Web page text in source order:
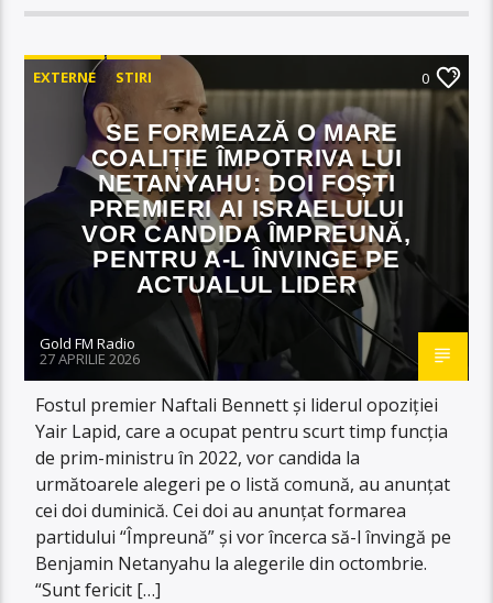
EXTERNE STIRI 0
SE FORMEAZĂ O MARE
COALIȚIE ÎMPOTRIVA LUI
NETANYAHU: DOI FOȘTI
PREMIERI AI ISRAELULUI
VOR CANDIDA ÎMPREUNĂ,
PENTRU A-L ÎNVINGE PE
ACTUALUL LIDER
Gold FM Radio
27 APRILIE 2026
Fostul premier Naftali Bennett şi liderul opoziţiei
Yair Lapid, care a ocupat pentru scurt timp funcţia
de prim-ministru în 2022, vor candida la
următoarele alegeri pe o listă comună, au anunţat
cei doi duminică. Cei doi au anunțat formarea
partidului “Împreună” și vor încerca să-l învingă pe
Benjamin Netanyahu la alegerile din octombrie.
“Sunt fericit […]